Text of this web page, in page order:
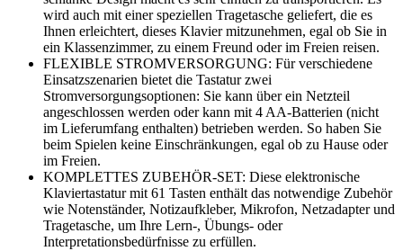
wird auch mit einer speziellen Tragetasche geliefert, die es
Ihnen erleichtert, dieses Klavier mitzunehmen, egal ob Sie in
ein Klassenzimmer, zu einem Freund oder im Freien reisen.
FLEXIBLE STROMVERSORGUNG: Für verschiedene
Einsatzszenarien bietet die Tastatur zwei
Stromversorgungsoptionen: Sie kann über ein Netzteil
angeschlossen werden oder kann mit 4 AA-Batterien (nicht
im Lieferumfang enthalten) betrieben werden. So haben Sie
beim Spielen keine Einschränkungen, egal ob zu Hause oder
im Freien.
KOMPLETTES ZUBEHÖR-SET: Diese elektronische
Klaviertastatur mit 61 Tasten enthält das notwendige Zubehör
wie Notenständer, Notizaufkleber, Mikrofon, Netzadapter und
Tragetasche, um Ihre Lern-, Übungs- oder
Interpretationsbedürfnisse zu erfüllen.